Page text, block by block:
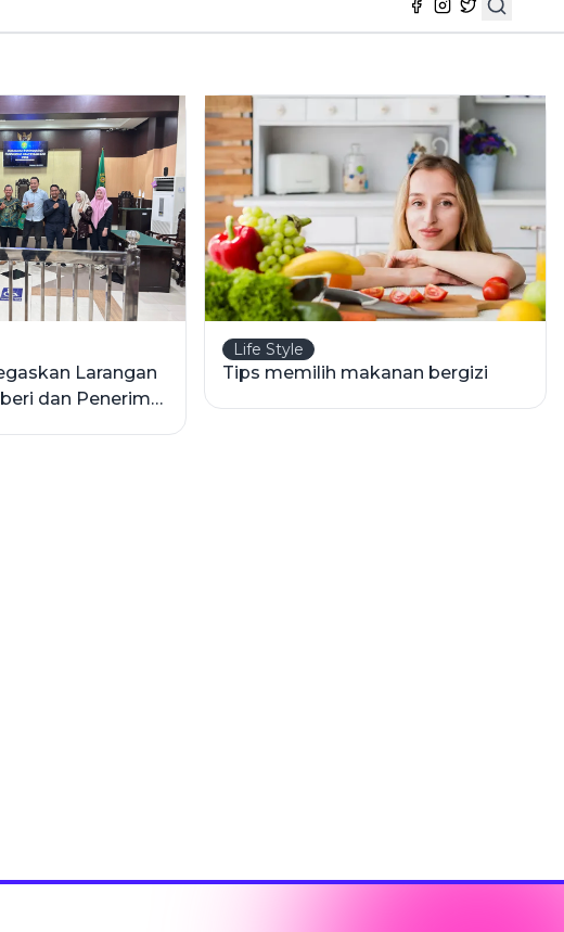
Larangan
dan Penerima
Life Style
Tips memilih makanan bergizi